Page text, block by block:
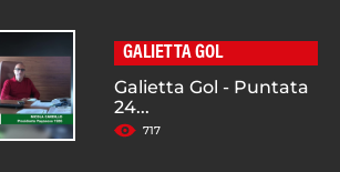
GALIETTA GOL
Galietta Gol - Puntata
24...
717